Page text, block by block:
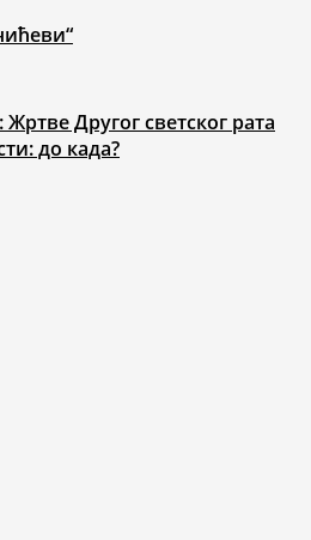
Другог светског рата
до када?